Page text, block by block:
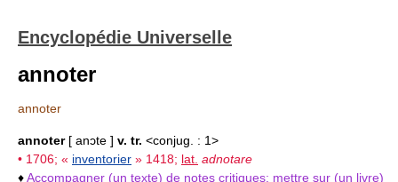
Encyclopédie Universelle
annoter
annoter
annoter[ anɔte ] v. tr. <conjug. : 1>
• 1706; « inventorier » 1418; lat. adnotare
♦Accompagner (un texte) de notes critiques; mettre sur (un livre)